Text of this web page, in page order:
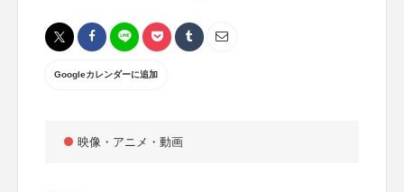
Googleカレンダーに追加
映像・アニメ・動画